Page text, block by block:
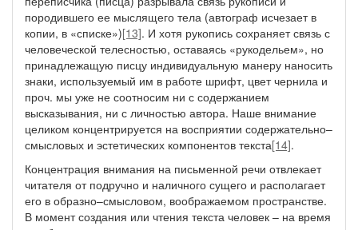
породившего ее мыслящего тела (автограф исчезает в
копии, в «списке»)[13]. И хотя рукопись сохраняет связь с
человеческой телесностью, оставаясь «рукодельем», но
принадлежащую писцу индивидуальную манеру наносить
знаки, используемый им в работе шрифт, цвет чернила и
проч. мы уже не соотносим ни с содержанием
высказывания, ни с личностью автора. Наше внимание
целиком концентрируется на восприятии содержательно–
смысловых и эстетических компонентов текста[14].
Концентрация внимания на письменной речи отвлекает
читателя от подручно и наличного сущего и располагает
его в образно–смысловом, воображаемом пространстве.
В момент создания или чтения текста человек – на время